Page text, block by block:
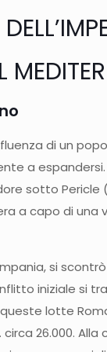
di un
a
sotto
a capo di
si
iniziale si
queste lotte
26.000.